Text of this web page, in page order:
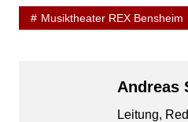
Musiktheater REX Bensheim
Andreas
Leitung,